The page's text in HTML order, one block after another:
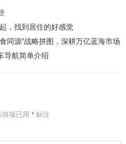
，找到居住的好感觉
同源”战略拼图，深耕万亿蓝海市场
导航简单介绍
填项已用 * 标注